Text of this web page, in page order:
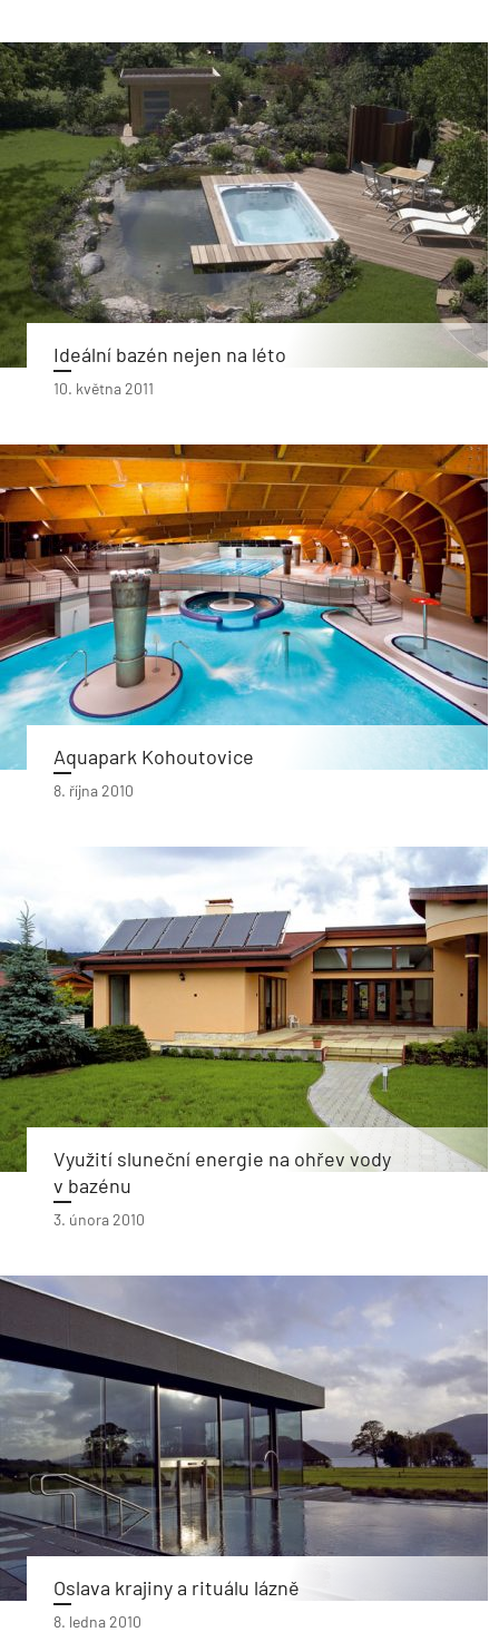
Ideální bazén nejen na léto
10. května 2011
Aquapark Kohoutovice
8. října 2010
Využití sluneční energie na ohřev vody
v bazénu
3. února 2010
Oslava krajiny a rituálu lázně
8. ledna 2010